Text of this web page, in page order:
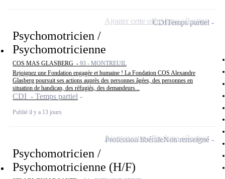
Psychomotricien /
Psychomotricienne
COS MAS GLASBERG - 93 - MONTREUIL
Rejoignez une Fondation engagée et humaine ! La Fondation COS Alexandre
Glasberg poursuit ses actions auprès des personnes âgées, des personnes en
situation de handicap, des réfugiés, des demandeurs...
CDI - Temps partiel
Publié il y a 13 jours
CDITemps partiel
Ajouter cette offre à ma sélection
Psychomotricien /
Psychomotricienne (H/F)
Profession libéraleNon renseigné
Ajouter cette offre à ma sélection